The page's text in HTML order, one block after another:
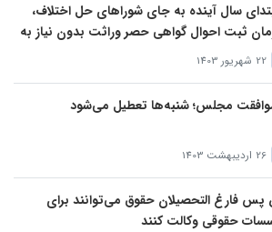
سال آینده به جای شوراهای حل اختلاف،
ثبت احوال گواهی حصر وراثت بدون نیاز به
وراث صادر خواهد کرد
22 شهریور 1403
مجلس؛ شنبه‌ها تعطیل می‌شود
26 اردیبهشت 1403
پس فارغ التحصیلان حقوق می‌توانند برای
حقوقی وکالت کنند